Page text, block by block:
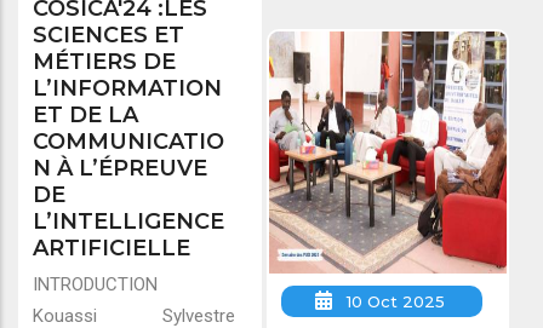
COSICA'24 :LES
SCIENCES ET
MÉTIERS DE
L’INFORMATION
ET DE LA
COMMUNICATIO
N À L’ÉPREUVE
DE
L’INTELLIGENCE
ARTIFICIELLE
INTRODUCTION
Kouassi Sylvestre
10 Oct 2025